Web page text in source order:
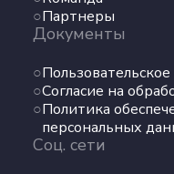
Партнеры
Документы
Согласие на
Политика
персональных
Соц. сети
Партнеры
Пользовательское
Согласие на
Политика
персональных
сети